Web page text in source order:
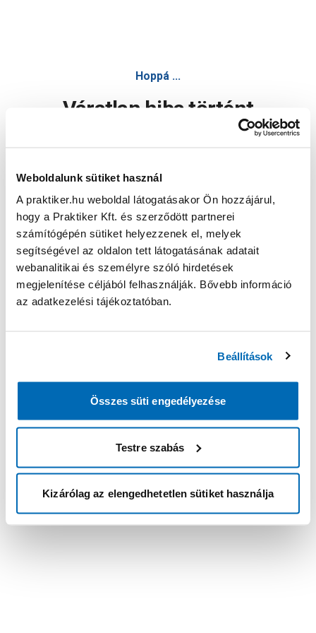
Weboldalunk sütiket használ
A praktiker.hu weboldal látogatásakor Ön hozzájárul,
hogy a Praktiker Kft. és szerződött partnerei
számítógépén sütiket helyezzenek el, melyek
segítségével az oldalon tett látogatásának adatait
webanalitikai és személyre szóló hirdetések
megjelenítése céljából felhasználják. Bővebb információ
az adatkezelési tájékoztatóban.
Beállítások
Összes süti engedélyezése
Testre szabás
Kizárólag az elengedhetetlen sütiket használja
Hoppá ...
Váratlan hiba történt
Oldal újratöltése